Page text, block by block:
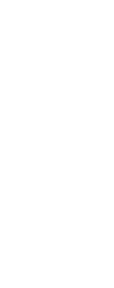
bank. Z Lipska prichádza
histórii
/ Hlinka-Gretzky Cup